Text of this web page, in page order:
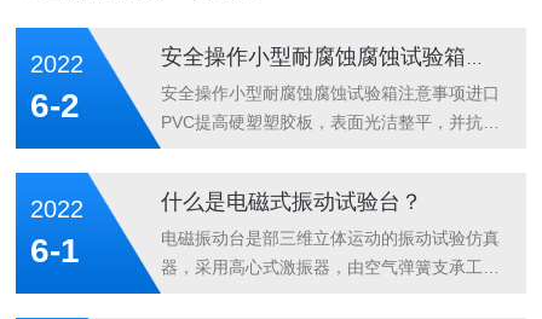
2022
6-2
安全操作小型耐腐蚀腐蚀试验箱注意事项进口
PVC提高硬塑塑胶板，表面光洁整平，并抗老
考虑长期性强碱、强盐雾测试而不造成一切损
害。机盖为开放式進口抗冲击板才生产制造，
有利于实验时观察实验试品受试情况。机盖与
2022
6-1
什么是电磁式振动试验台？
电磁振动台是部三维立体运动的振动试验仿真
器，采用高心式激振器，由空气弹簧支承工作